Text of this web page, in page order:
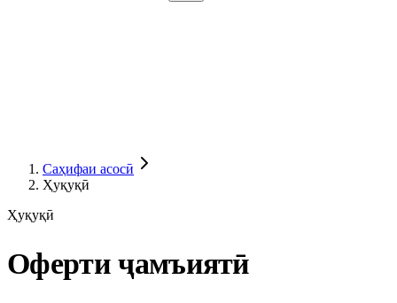
Саҳифаи асосӣ
Ҳуқуқӣ
Ҳуқуқӣ
Оферти ҷамъиятӣ